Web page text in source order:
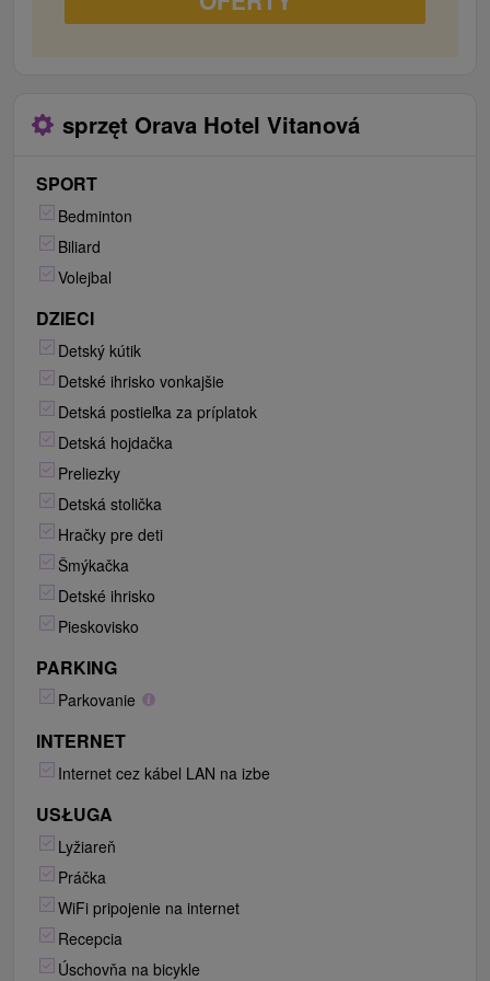
sprzęt Orava Hotel Vitanová
SPORT
Bedminton
Biliard
Volejbal
DZIECI
Detský kútik
Detské ihrisko vonkajšie
Detská postieľka za príplatok
Detská hojdačka
Preliezky
Detská stolička
Hračky pre deti
Šmýkačka
Detské ihrisko
Pieskovisko
PARKING
Parkovanie
INTERNET
Internet cez kábel LAN na izbe
USŁUGA
Lyžiareň
Práčka
WiFi pripojenie na internet
Recepcia
Úschovňa na bicykle